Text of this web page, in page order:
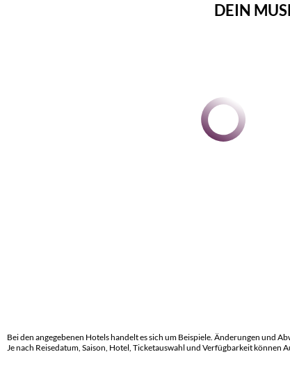
DEIN
Bei den angegebenen Hotels handelt es sich um Beispiele. Änderungen und
Je nach Reisedatum, Saison, Hotel, Ticketauswahl und Verfügbarkeit können